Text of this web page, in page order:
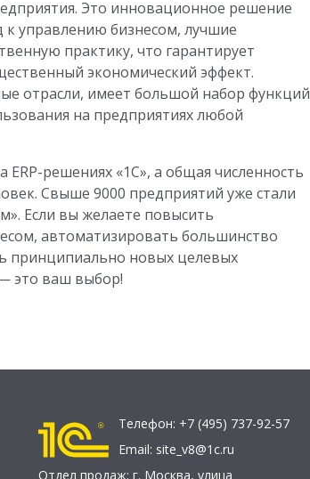
Это инновационное решение
к управлению бизнесом, лучшие
практику, что гарантирует
экономический эффект.
отрасли, имеет большой набор функций
на предприятиях любой
решениях «1С», а общая численность
Свыше 9000 предприятий уже стали
Если вы желаете повысить
автоматизировать большинство
принципиально новых целевых
это ваш выбор!
Телефон: +7 (495) 737-92-57
Email: site_v8@1c.ru
Отдел продаж: г. Москва, улица